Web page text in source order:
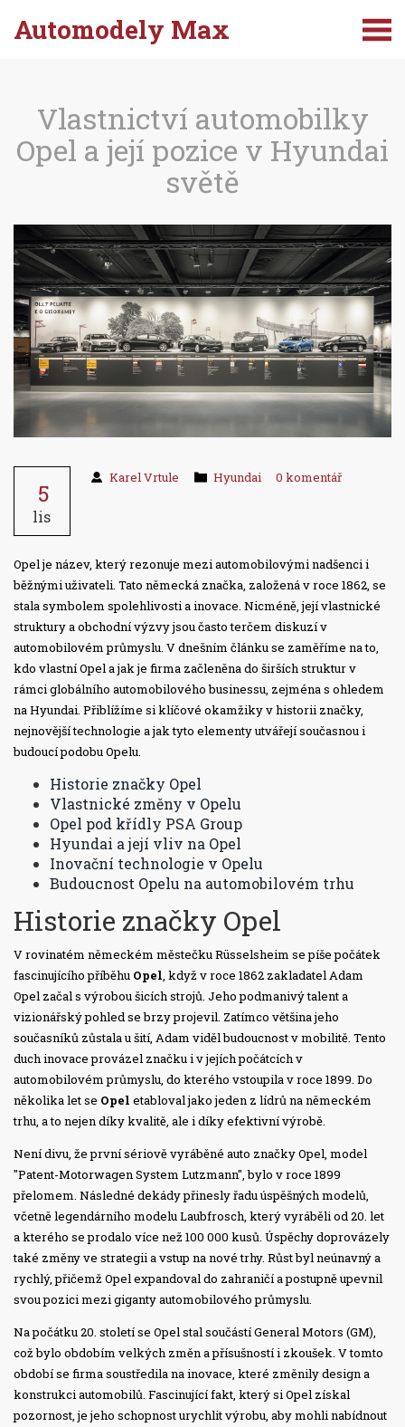
Automodely Max
Vlastnictví automobilky
Opel a její pozice v Hyundai
světě
5
lis
Karel Vrtule Hyundai 0 komentář
Opel je název, který rezonuje mezi automobilovými nadšenci i
běžnými uživateli. Tato německá značka, založená v roce 1862, se
stala symbolem spolehlivosti a inovace. Nicméně, její vlastnické
struktury a obchodní výzvy jsou často terčem diskuzí v
automobilovém průmyslu. V dnešním článku se zaměříme na to,
kdo vlastní Opel a jak je firma začleněna do širších struktur v
rámci globálního automobilového businessu, zejména s ohledem
na Hyundai. Přiblížíme si klíčové okamžiky v historii značky,
nejnovější technologie a jak tyto elementy utvářejí současnou i
budoucí podobu Opelu.
Historie značky Opel
Vlastnické změny v Opelu
Opel pod křídly PSA Group
Hyundai a její vliv na Opel
Inovační technologie v Opelu
Budoucnost Opelu na automobilovém trhu
Historie značky Opel
V rovinatém německém městečku Rüsselsheim se píše počátek
fascinujícího příběhu Opel, když v roce 1862 zakladatel Adam
Opel začal s výrobou šicích strojů. Jeho podmanivý talent a
vizionářský pohled se brzy projevil. Zatímco většina jeho
současníků zůstala u šití, Adam viděl budoucnost v mobilitě. Tento
duch inovace provázel značku i v jejích počátcích v
automobilovém průmyslu, do kterého vstoupila v roce 1899. Do
několika let se Opel etabloval jako jeden z lídrů na německém
trhu, a to nejen díky kvalitě, ale i díky efektivní výrobě.
Není divu, že první sériově vyráběné auto značky Opel, model
"Patent-Motorwagen System Lutzmann", bylo v roce 1899
přelomem. Následné dekády přinesly řadu úspěšných modelů,
včetně legendárního modelu Laubfrosch, který vyráběli od 20. let
a kterého se prodalo více než 100 000 kusů. Úspěchy doprovázely
také změny ve strategii a vstup na nové trhy. Růst byl neúnavný a
rychlý, přičemž Opel expandoval do zahraničí a postupně upevnil
svou pozici mezi giganty automobilového průmyslu.
Na počátku 20. století se Opel stal součástí General Motors (GM),
což bylo obdobím velkých změn a přísušností i zkoušek. V tomto
období se firma soustředila na inovace, které změnily design a
konstrukci automobilů. Fascinující fakt, který si Opel získal
pozornost, je jeho schopnost urychlit výrobu, aby mohli nabídnout